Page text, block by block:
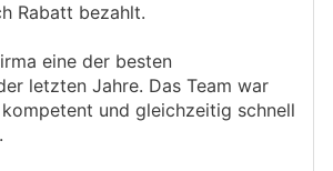
Rabatt bezahlt.
eine der besten
letzten Jahre. Das Team war
und gleichzeitig schnell